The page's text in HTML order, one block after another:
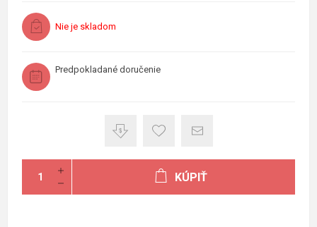
Nie je skladom
Predpokladané doručenie
KÚPIŤ